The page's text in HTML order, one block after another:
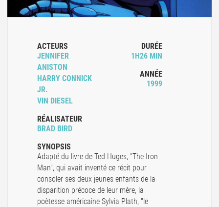
ACTEURS
JENNIFER
ANISTON
HARRY CONNICK
JR.
VIN DIESEL
RÉALISATEUR
BRAD BIRD
DURÉE
1H26 MIN
ANNÉE
1999
SYNOPSIS
Adapté du livre de Ted Huges, "The Iron
Man", qui avait inventé ce récit pour
consoler ses deux jeunes enfants de la
disparition précoce de leur mère, la
poètesse américaine Sylvia Plath, "le